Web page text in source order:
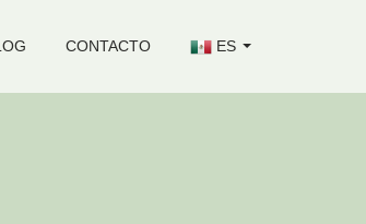
CONTACTO ES